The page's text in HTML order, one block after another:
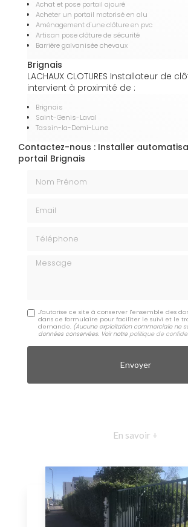
Achat et pose portail ajouré
Acheter un portail motorisé en alu
Aménagement d'une clôture en pvc
Artisan pose clôture de sécurité
Barrière galvanisée chevaux
Brignais
LACHAUX CLOTURES Installateur de
intervient à proximité de :
Brignais
Saint-Genis-Laval
Tassin-la-Demi-Lune
Contactez-nous : Installer
portail Brignais
Message
J'autorise ce site à conserver l'ensemble des
dans ce formulaire pour faciliter le suivi et le
demande. (Aucune exploitation commerciale ne
données conservées. Voir notre politique de
En savoir +